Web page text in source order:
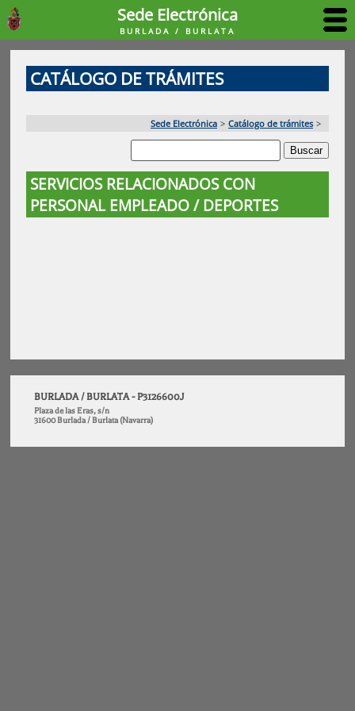
Sede Electrónica
BURLADA / BURLATA
CATÁLOGO DE TRÁMITES
Sede Electrónica > Catálogo de trámites >
SERVICIOS RELACIONADOS CON
PERSONAL EMPLEADO / DEPORTES
BURLADA / BURLATA - P3126600J
Plaza de las Eras, s/n
31600 Burlada / Burlata (Navarra)